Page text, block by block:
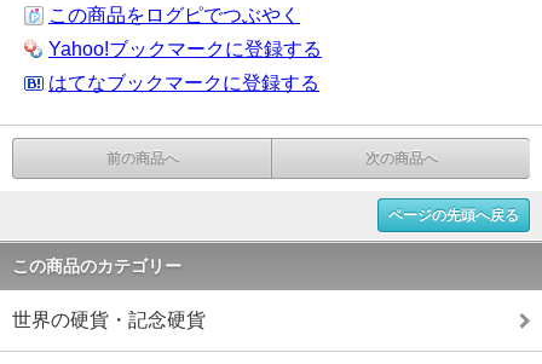
この商品をログピでつぶやく
Yahoo!ブックマークに登録する
はてなブックマークに登録する
前の商品へ 次の商品へ
ページの先頭へ戻る
この商品のカテゴリー
世界の硬貨・記念硬貨